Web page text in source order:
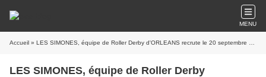
MENU
Accueil » LES SIMONES, équipe de Roller Derby d'ORLEANS recrute le 20 septembre 2015
LES SIMONES, équipe de Roller Derby